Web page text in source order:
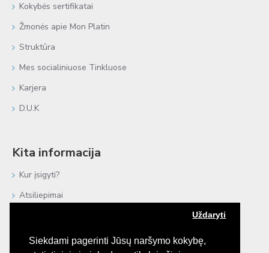
Siekdami pagerinti Jūsų naršymo kokybę,
Uždaryti
Kokybės sertifikatai
Žmonės apie Mon Platin
Struktūra
Mes socialiniuose Tinkluose
Karjera
D.U.K
Kita informacija
Kur įsigyti?
Atsiliepimai
Procedūros plaukams